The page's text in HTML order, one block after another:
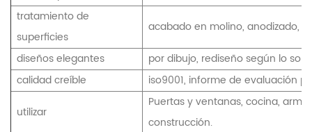
tratamiento de
superficies
acabado en molino, anodizado,
diseños elegantes
por dibujo, rediseño según lo
calidad creíble
iso9001, informe de evaluación
utilizar
Puertas y ventanas, cocina,
construcción.